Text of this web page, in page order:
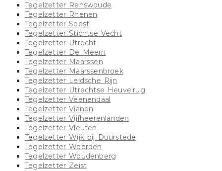
Tegelzetter Renswoude
Tegelzetter Rhenen
Tegelzetter Soest
Tegelzetter Stichtse Vecht
Tegelzetter Utrecht
Tegelzetter De Meern
Tegelzetter Maarssen
Tegelzetter Maarssenbroek
Tegelzetter Leidsche Rijn
Tegelzetter Utrechtse Heuvelrug
Tegelzetter Veenendaal
Tegelzetter Vianen
Tegelzetter Vijfheerenlanden
Tegelzetter Vleuten
Tegelzetter Wijk bij Duurstede
Tegelzetter Woerden
Tegelzetter Woudenberg
Tegelzetter Zeist